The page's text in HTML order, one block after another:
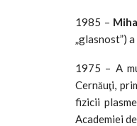
1985 –
„glasnost”)
1975 – A
Cernăuţi,
fizicii
Academiei